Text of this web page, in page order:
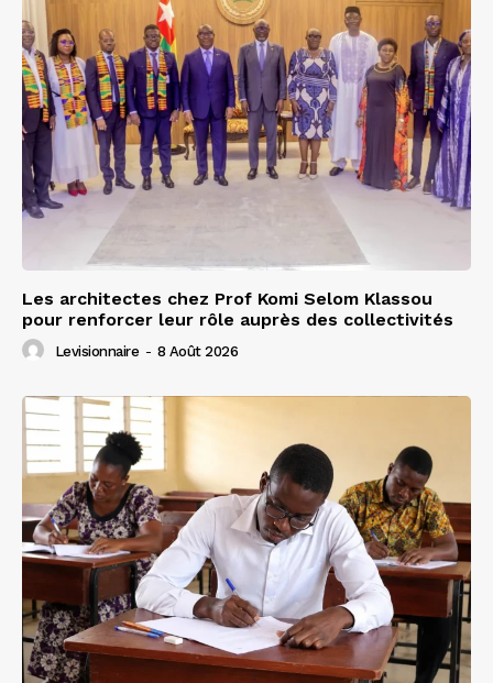
Les architectes chez Prof Komi Selom Klassou
pour renforcer leur rôle auprès des collectivités
Levisionnaire - 8 Août 2026